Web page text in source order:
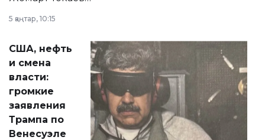
сразу несколько
актуальных тем —
от слухов о
политических
реформах до
вопросов армии,
экономики и
личного здоровья.
5 қаңтар, 10:15
США, нефть
и смена
власти:
громкие
заявления
Трампа по
Венесуэле